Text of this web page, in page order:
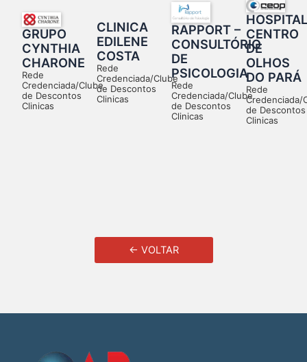
GRUPO
CYNTHIA
CHARONE
Rede
Credenciada/Clube
de Descontos
Clinicas
CLINICA
EDILENE
COSTA
Rede
Credenciada/Clube
de Descontos
Clinicas
RAPPORT –
CONSULTÓRIO
DE
PSICOLOGIA
Rede
Credenciada/Clube
de Descontos
Clinicas
HOSPITAL
CENTRO
DE
OLHOS
DO PARÁ
Rede
Credenciada/
de Descontos
Clinicas
← VOLTAR